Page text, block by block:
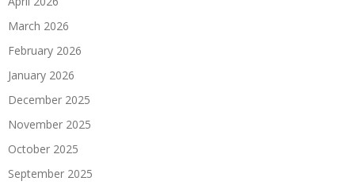
March 2026
February 2026
January 2026
December 2025
November 2025
October 2025
September 2025